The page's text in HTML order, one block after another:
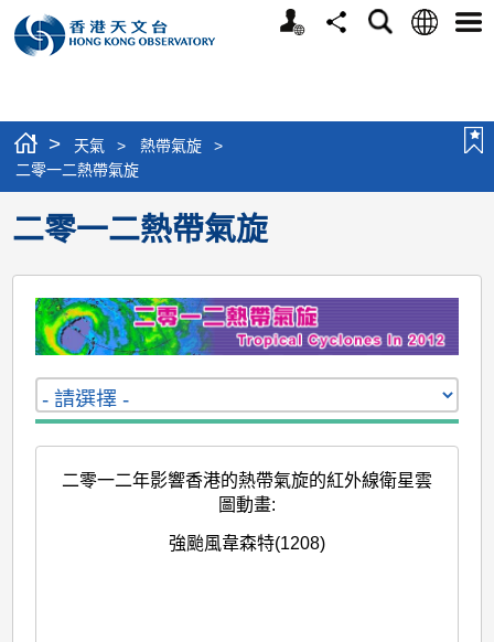
個
分
搜
語
選
> 天氣 > 熱帶氣旋
>
二零一二熱帶氣旋
二零一二熱帶氣旋
二零一二年影響香港的熱帶氣旋的紅外線衛星雲
圖動畫:
強颱風韋森特(1208)